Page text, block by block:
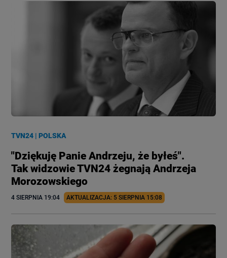
TVN24 |POLSKA
"Dziękuję Panie Andrzeju, że byłeś".
Tak widzowie TVN24 żegnają Andrzeja
Morozowskiego
4 SIERPNIA 19:04 AKTUALIZACJA: 5 SIERPNIA 15:08